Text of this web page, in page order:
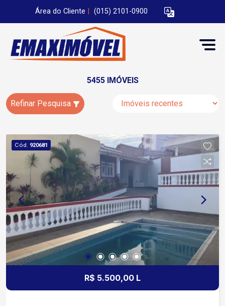
Área do Cliente (015) 2101-0900
5455 IMÓVEIS
Refinar Pesquisa
Cód. 920681
R$ 5.500,00 L